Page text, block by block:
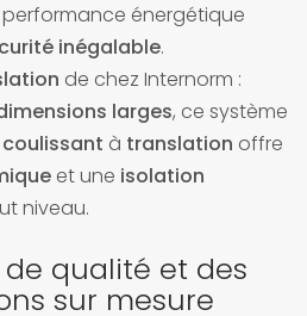
énergétique
inégalable.
de chez Internorm :
larges, ce système
coulissant à translation offre
et une isolation
niveau.
qualité et des
sur mesure